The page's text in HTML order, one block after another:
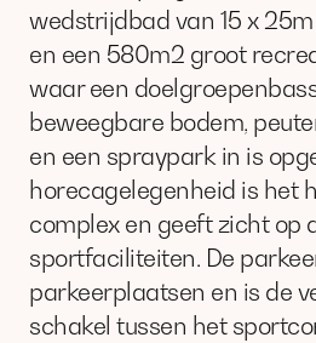
wedstrijdbad van 15 x
en een 580m2 groot
waar een
beweegbare bodem,
en een spraypark in is
horecagelegenheid is het
complex en geeft zicht op
sportfaciliteiten. De
parkeerplaatsen en is de
schakel tussen het